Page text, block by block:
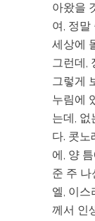
아왔을
여, 정말
세상에
그런데,
그렇게
누림에
는데, 없
다. 콧노
에, 양
준 주 나
엘, 이스
께서 인